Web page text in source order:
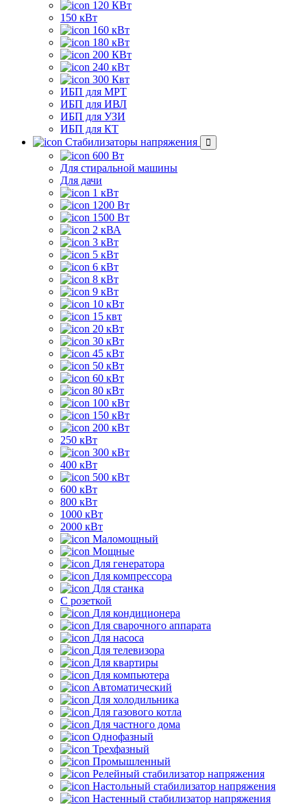
120 КВт
150 кВт
160 кВт
180 кВт
200 КВт
240 кВт
300 Квт
ИБП для МРТ
ИБП для ИВЛ
ИБП для УЗИ
ИБП для КТ
Стабилизаторы напряжения
600 Вт
Для стиральной машины
Для дачи
1 кВт
1200 Вт
1500 Вт
2 кВА
3 кВт
5 кВт
6 кВт
8 кВт
9 кВт
10 кВт
15 квт
20 кВт
30 кВт
45 кВт
50 кВт
60 кВт
80 кВт
100 кВт
150 кВт
200 кВт
250 кВт
300 кВт
400 кВт
500 кВт
600 кВт
800 кВт
1000 кВт
2000 кВт
Маломощный
Мощные
Для генератора
Для компрессора
Для станка
C розеткой
Для кондиционера
Для сварочного аппарата
Для насоса
Для телевизора
Для квартиры
Для компьютера
Автоматический
Для холодильника
Для газового котла
Для частного дома
Однофазный
Трехфазный
Промышленный
Релейный стабилизатор напряжения
Настольный стабилизатор напряжения
Настенный стабилизатор напряжения